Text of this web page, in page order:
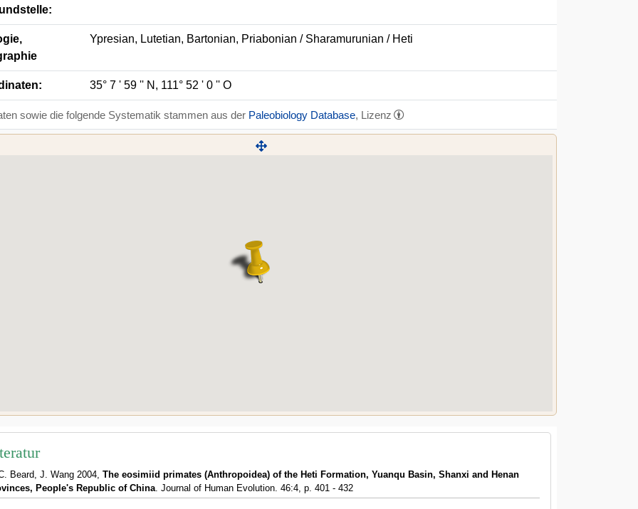
Ypresian, Lutetian, Bartonian, Priabonian / Sharamurunian / Heti
35° 7 ' 59 '' N, 111° 52 ' 0 '' O
sowie die folgende Systematik stammen aus der Paleobiology Database, Lizenz
Beard, J. Wang 2004, The eosimiid primates (Anthropoidea) of the Heti Formation, Yuanqu Basin, Shanxi and Henan
People's Republic of China. Journal of Human Evolution. 46:4, p. 401 - 432